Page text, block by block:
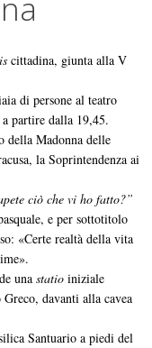
cittadina, giunta alla V
di persone al teatro
partire dalla 19,45.
della Madonna delle
la Soprintendenza ai
ciò che vi ho fatto?”
e per sottotitolo
«Certe realtà della vita
una statio iniziale
davanti alla cavea
Santuario a piedi del